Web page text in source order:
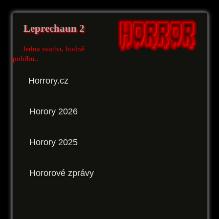
Leprechaun 2
Jedna svatba, hodně
pohřbů..
Horrory.cz
Horory 2026
Horory 2025
Hororové zprávy